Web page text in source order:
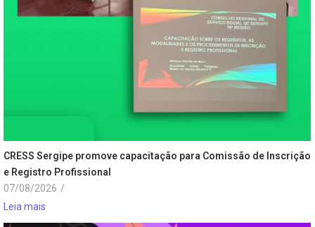
CRESS Sergipe promove capacitação para Comissão de Inscrição
e Registro Profissional
07/08/2026 /
Leia mais